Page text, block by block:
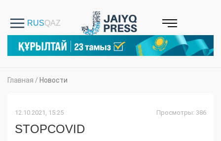
Главная / Новости
12.10.2021, 15:25 Просмотры: 386
STOPCOVID